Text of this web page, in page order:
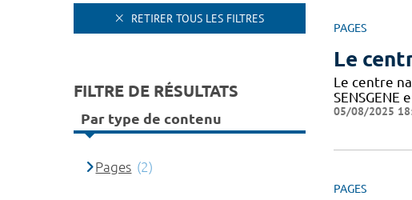
PAGES
Le
Le centre
05/08/2025
PAGES
RETIRER TOUS LES FILTRES
FILTRE DE RÉSULTATS
Par type de contenu
Pages (2)